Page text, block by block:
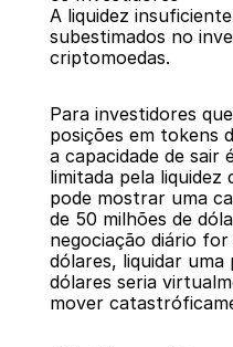
A liquidez
subestimados no
criptomoedas.
Para investidores
posições em tokens
a capacidade de sair
limitada pela
pode mostrar uma
de 50 milhões de
negociação diário for
dólares, liquidar uma
dólares seria
mover